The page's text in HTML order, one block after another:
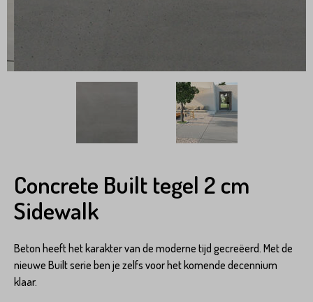
Concrete Built tegel 2 cm
Sidewalk
Beton heeft het karakter van de moderne tijd gecreëerd. Met de
nieuwe Built serie ben je zelfs voor het komende decennium
klaar.